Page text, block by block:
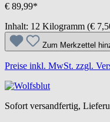
€ 89,99*
Inhalt: 12 Kilogramm (€
Zum Merkzettel
Preise inkl. MwSt. zzgl.
Sofort versandfertig,